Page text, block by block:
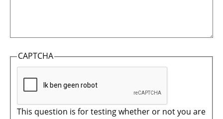
CAPTCHA
This question is for testing whether or not you are